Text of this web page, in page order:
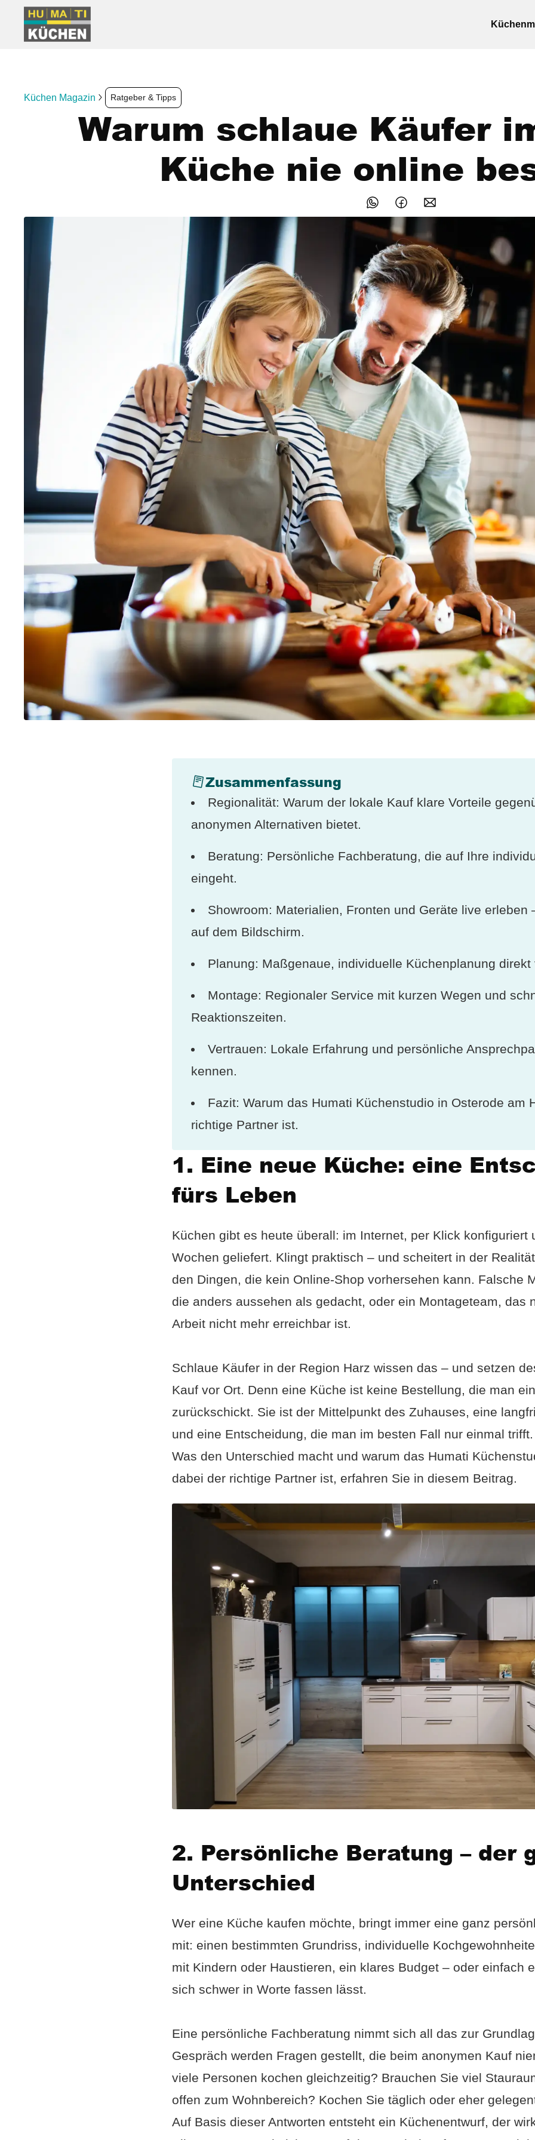
Küchen Magazin Ratgeber & Tipps
Warum schlaue Käufer
Küche nie online
Zusammenfassung
Regionalität: Warum der lokale Kauf klare Vorteile
anonymen Alternativen bietet.
Beratung: Persönliche Fachberatung, die auf Ihre
eingeht.
Showroom: Materialien, Fronten und Geräte live erleben
auf dem Bildschirm.
Planung: Maßgenaue, individuelle Küchenplanung direkt
Montage: Regionaler Service mit kurzen Wegen und
Reaktionszeiten.
Vertrauen: Lokale Erfahrung und persönliche
kennen.
Fazit: Warum das Humati Küchenstudio in Osterode am
richtige Partner ist.
1. Eine neue Küche: eine
fürs Leben
Küchen gibt es heute überall: im Internet, per Klick konfiguriert
Wochen geliefert. Klingt praktisch – und scheitert in der
den Dingen, die kein Online-Shop vorhersehen kann. Falsche
die anders aussehen als gedacht, oder ein Montageteam, das
Arbeit nicht mehr erreichbar ist.
Schlaue Käufer in der Region Harz wissen das – und setzen
Kauf vor Ort. Denn eine Küche ist keine Bestellung, die man
zurückschickt. Sie ist der Mittelpunkt des Zuhauses, eine
und eine Entscheidung, die man im besten Fall nur einmal trifft.
Was den Unterschied macht und warum das Humati
dabei der richtige Partner ist, erfahren Sie in diesem Beitrag.
2. Persönliche Beratung – der
Unterschied
Wer eine Küche kaufen möchte, bringt immer eine ganz
mit: einen bestimmten Grundriss, individuelle
mit Kindern oder Haustieren, ein klares Budget – oder einfach
sich schwer in Worte fassen lässt.
Eine persönliche Fachberatung nimmt sich all das zur
Gespräch werden Fragen gestellt, die beim anonymen Kauf
viele Personen kochen gleichzeitig? Brauchen Sie viel
offen zum Wohnbereich? Kochen Sie täglich oder eher
Auf Basis dieser Antworten entsteht ein Küchenentwurf, der